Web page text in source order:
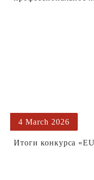
4 March 2026
Итоги конкурса